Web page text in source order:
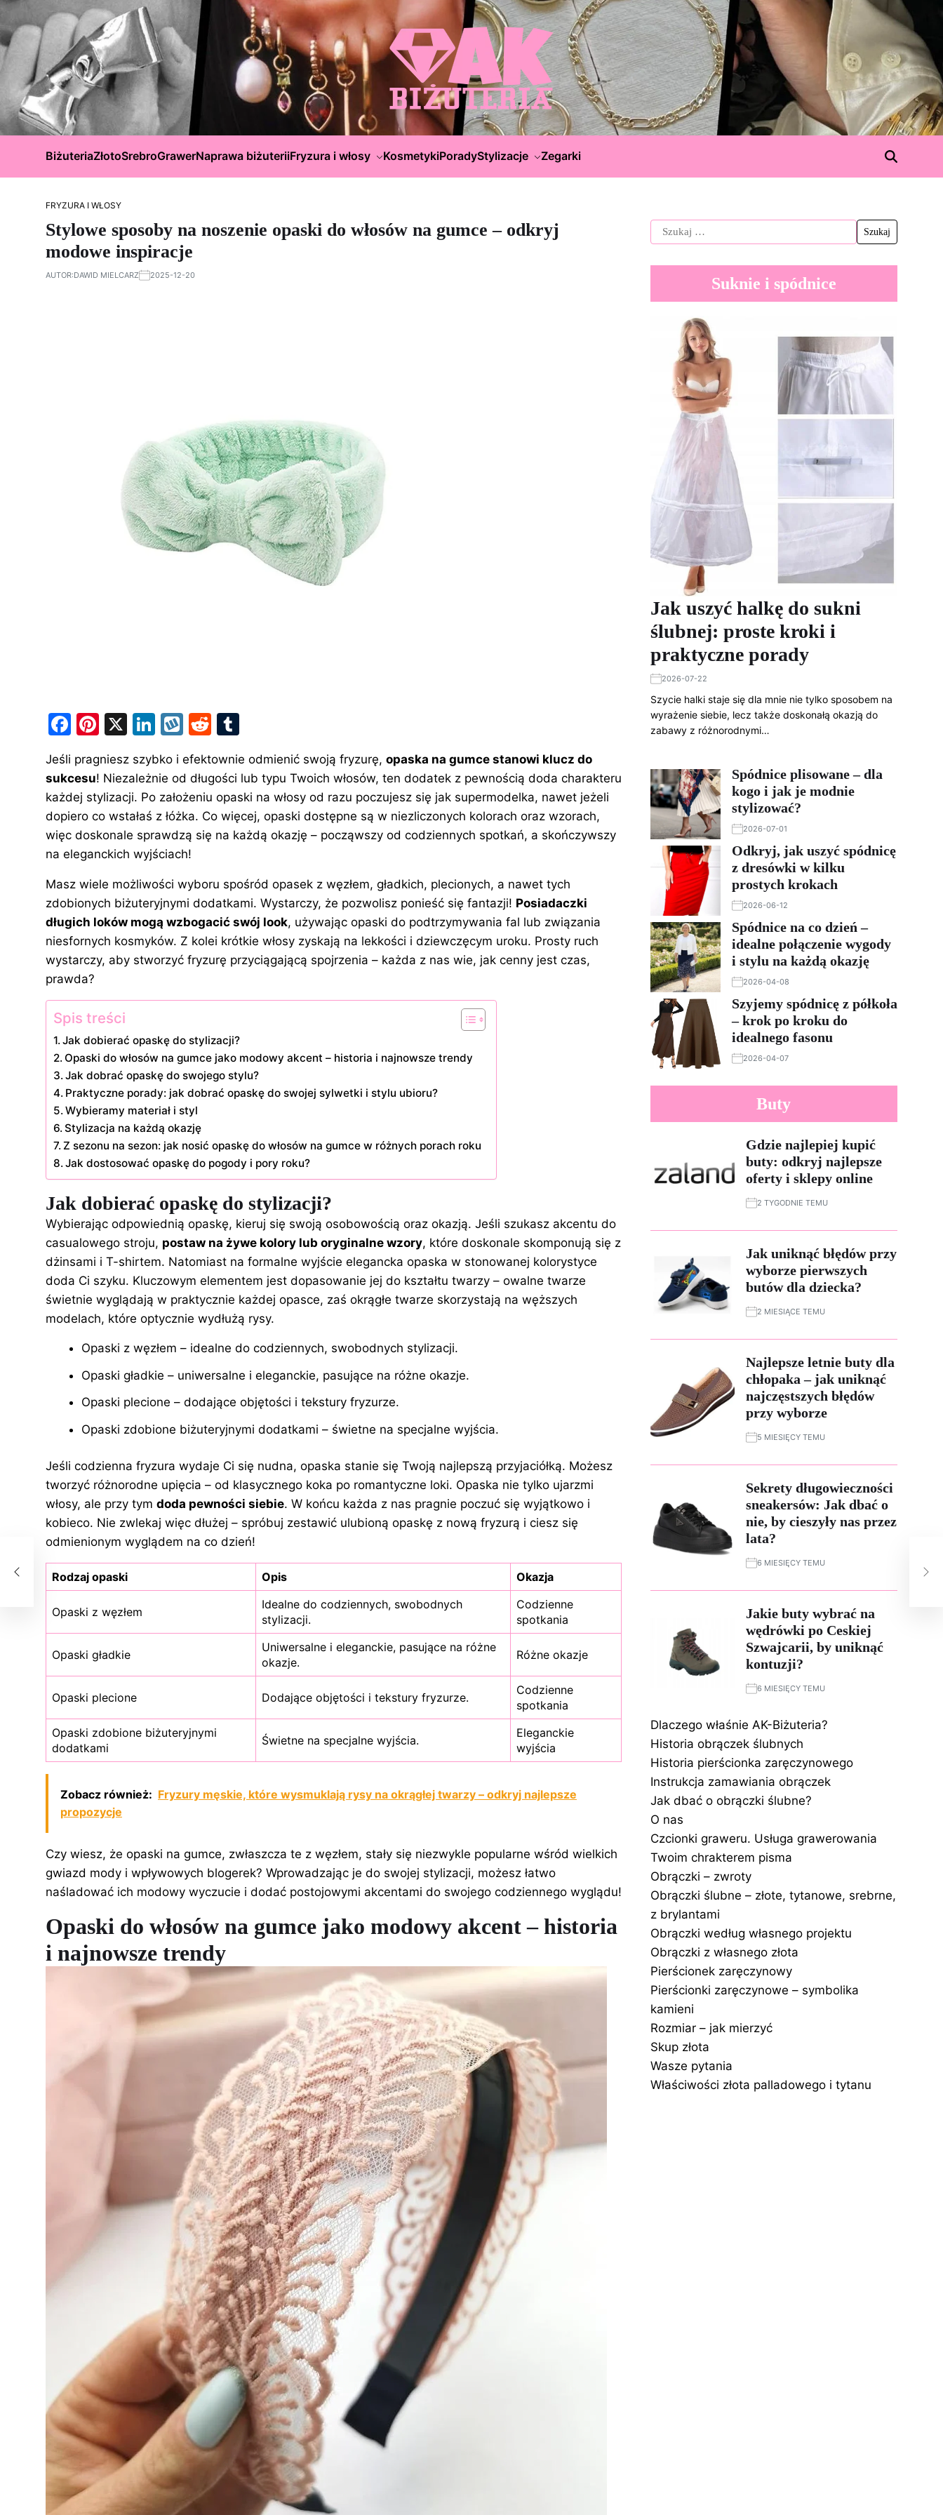
BiżuteriaZłotoSrebroGrawerNaprawa biżuteriiFryzura i włosy KosmetykiPoradyStylizacje Zegarki
FRYZURA I WŁOSY
Stylowe sposoby na noszenie opaski do włosów na gumce – odkryj
modowe inspiracje
AUTOR:DAWID MIELCARZ 2025-12-20
F
c
e
b
o
o
k
Pi
er
e
st
X
Li
k
e
dI
n
W
k
o
p
R
d
di
t
m
bl
r
Jeśli pragniesz szybko i efektownie odmienić swoją fryzurę, opaska na gumce stanowi klucz do
sukcesu! Niezależnie od długości lub typu Twoich włosów, ten dodatek z pewnością doda charakteru
każdej stylizacji. Po założeniu opaski na włosy od razu poczujesz się jak supermodelka, nawet jeżeli
dopiero co wstałaś z łóżka. Co więcej, opaski dostępne są w niezliczonych kolorach oraz wzorach,
więc doskonale sprawdzą się na każdą okazję – począwszy od codziennych spotkań, a skończywszy
na eleganckich wyjściach!
Masz wiele możliwości wyboru spośród opasek z węzłem, gładkich, plecionych, a nawet tych
zdobionych biżuteryjnymi dodatkami. Wystarczy, że pozwolisz ponieść się fantazji! Posiadaczki
długich loków mogą wzbogacić swój look, używając opaski do podtrzymywania fal lub związania
niesfornych kosmyków. Z kolei krótkie włosy zyskają na lekkości i dziewczęcym uroku. Prosty ruch
wystarczy, aby stworzyć fryzurę przyciągającą spojrzenia – każda z nas wie, jak cenny jest czas,
prawda?
Spis treści
Jak dobierać opaskę do stylizacji?
Opaski do włosów na gumce jako modowy akcent – historia i najnowsze trendy
Jak dobrać opaskę do swojego stylu?
Praktyczne porady: jak dobrać opaskę do swojej sylwetki i stylu ubioru?
Wybieramy materiał i styl
Stylizacja na każdą okazję
Z sezonu na sezon: jak nosić opaskę do włosów na gumce w różnych porach roku
Jak dostosować opaskę do pogody i pory roku?
Jak dobierać opaskę do stylizacji?
Wybierając odpowiednią opaskę, kieruj się swoją osobowością oraz okazją. Jeśli szukasz akcentu do
casualowego stroju, postaw na żywe kolory lub oryginalne wzory, które doskonale skomponują się z
dżinsami i T-shirtem. Natomiast na formalne wyjście elegancka opaska w stonowanej kolorystyce
doda Ci szyku. Kluczowym elementem jest dopasowanie jej do kształtu twarzy – owalne twarze
świetnie wyglądają w praktycznie każdej opasce, zaś okrągłe twarze skorzystają na węższych
modelach, które optycznie wydłużą rysy.
Opaski z węzłem – idealne do codziennych, swobodnych stylizacji.
Opaski gładkie – uniwersalne i eleganckie, pasujące na różne okazje.
Opaski plecione – dodające objętości i tekstury fryzurze.
Opaski zdobione biżuteryjnymi dodatkami – świetne na specjalne wyjścia.
Jeśli codzienna fryzura wydaje Ci się nudna, opaska stanie się Twoją najlepszą przyjaciółką. Możesz
tworzyć różnorodne upięcia – od klasycznego koka po romantyczne loki. Opaska nie tylko ujarzmi
włosy, ale przy tym doda pewności siebie. W końcu każda z nas pragnie poczuć się wyjątkowo i
kobieco. Nie zwlekaj więc dłużej – spróbuj zestawić ulubioną opaskę z nową fryzurą i ciesz się
odmienionym wyglądem na co dzień!
Rodzaj opaski Opis Okazja
Opaski z węzłem
Idealne do codziennych, swobodnych
stylizacji.
Codzienne
spotkania
Opaski gładkie
Uniwersalne i eleganckie, pasujące na różne
okazje.
Różne okazje
Opaski plecione Dodające objętości i tekstury fryzurze.
Codzienne
spotkania
Opaski zdobione biżuteryjnymi
dodatkami
Świetne na specjalne wyjścia.
Eleganckie
wyjścia
Zobacz również: Fryzury męskie, które wysmuklają rysy na okrągłej twarzy – odkryj najlepsze
propozycje
Czy wiesz, że opaski na gumce, zwłaszcza te z węzłem, stały się niezwykle popularne wśród wielkich
gwiazd mody i wpływowych blogerek? Wprowadzając je do swojej stylizacji, możesz łatwo
naśladować ich modowy wyczucie i dodać postojowymi akcentami do swojego codziennego wyglądu!
Opaski do włosów na gumce jako modowy akcent – historia
i najnowsze trendy
Suknie i spódnice
Jak uszyć halkę do sukni
ślubnej: proste kroki i
praktyczne porady
2026-07-22
Szycie halki staje się dla mnie nie tylko sposobem na
wyrażenie siebie, lecz także doskonałą okazją do
zabawy z różnorodnymi…
Spódnice plisowane – dla
kogo i jak je modnie
stylizować?
2026-07-01
Odkryj, jak uszyć spódnicę
z dresówki w kilku
prostych krokach
2026-06-12
Spódnice na co dzień –
idealne połączenie wygody
i stylu na każdą okazję
2026-04-08
Szyjemy spódnicę z półkoła
– krok po kroku do
idealnego fasonu
2026-04-07
Buty
Gdzie najlepiej kupić
buty: odkryj najlepsze
oferty i sklepy online
2 TYGODNIE TEMU
Jak uniknąć błędów przy
wyborze pierwszych
butów dla dziecka?
2 MIESIĄCE TEMU
Najlepsze letnie buty dla
chłopaka – jak uniknąć
najczęstszych błędów
przy wyborze
5 MIESIĘCY TEMU
Sekrety długowieczności
sneakersów: Jak dbać o
nie, by cieszyły nas przez
lata?
6 MIESIĘCY TEMU
Jakie buty wybrać na
wędrówki po Ceskiej
Szwajcarii, by uniknąć
kontuzji?
6 MIESIĘCY TEMU
Dlaczego właśnie AK-Biżuteria?
Historia obrączek ślubnych
Historia pierścionka zaręczynowego
Instrukcja zamawiania obrączek
Jak dbać o obrączki ślubne?
O nas
Czcionki graweru. Usługa grawerowania
Twoim chrakterem pisma
Obrączki – zwroty
Obrączki ślubne – złote, tytanowe, srebrne,
z brylantami
Obrączki według własnego projektu
Obrączki z własnego złota
Pierścionek zaręczynowy
Pierścionki zaręczynowe – symbolika
kamieni
Rozmiar – jak mierzyć
Skup złota
Wasze pytania
Właściwości złota palladowego i tytanu